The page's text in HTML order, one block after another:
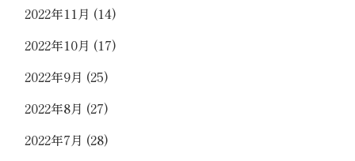
2022年11月 (14)
2022年10月 (17)
2022年9月 (25)
2022年8月 (27)
2022年7月 (28)